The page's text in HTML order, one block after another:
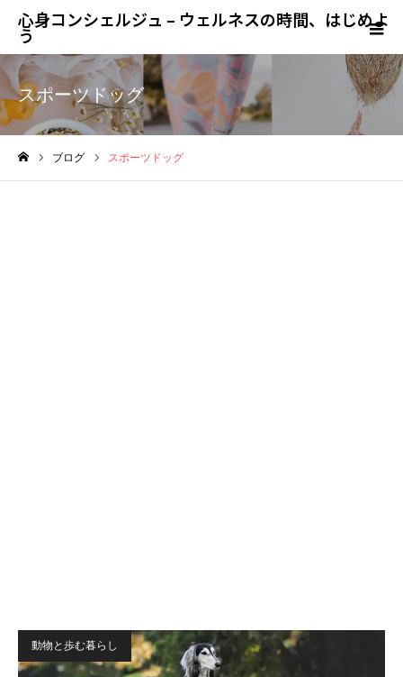
心身コンシェルジュ – ウェルネスの時間、はじめよ
う
スポーツドッグ
ブログ スポーツドッグ
動物と歩む暮らし